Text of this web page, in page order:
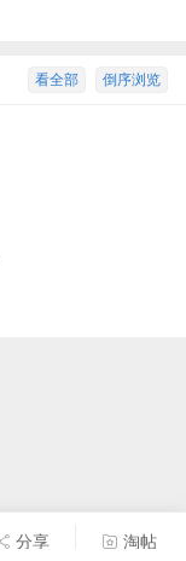
倒序浏览
看全部
分享 淘帖